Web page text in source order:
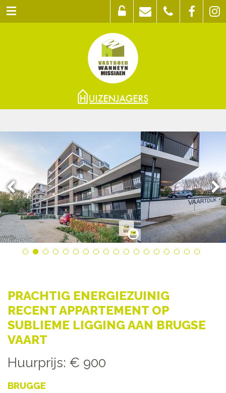
PRACHTIG ENERGIEZUINIG
RECENT APPARTEMENT OP
SUBLIEME LIGGING AAN BRUGSE
VAART
Huurprijs: € 900
BRUGGE